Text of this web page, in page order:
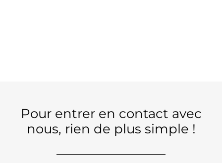
Pour entrer en contact avec
nous, rien de plus simple !